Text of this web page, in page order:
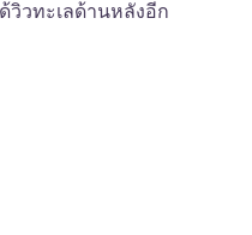
วิวทะเลด้านหลังอีก